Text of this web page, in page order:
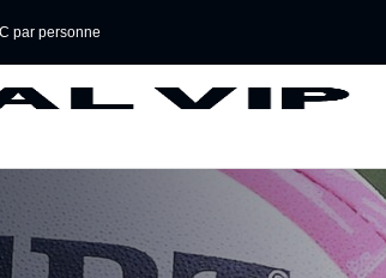
par personne